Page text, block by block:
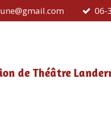
06-
de Théâtre